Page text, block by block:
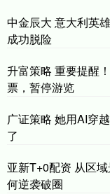
中金辰大 意大利英
成功脱险
升富策略 重要提醒
票，暂停游览
广证策略 她用AI穿
了
亚新T+0配资 从区
何逆袭破圈